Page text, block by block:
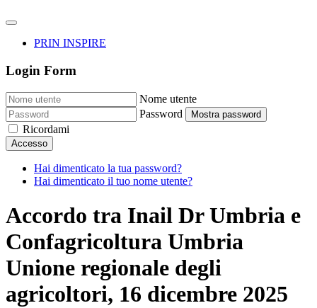
PRIN INSPIRE
Login Form
Nome utente
Password
Mostra password
Ricordami
Accesso
Hai dimenticato la tua password?
Hai dimenticato il tuo nome utente?
Accordo tra Inail Dr Umbria e
Confagricoltura Umbria
Unione regionale degli
agricoltori, 16 dicembre 2025